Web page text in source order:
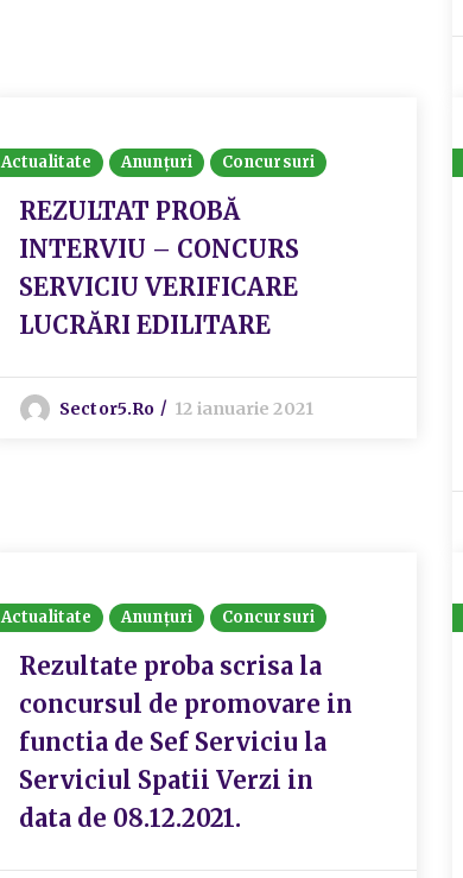
Actualitate Anunțuri Concursuri
REZULTAT PROBĂ
INTERVIU – CONCURS
SERVICIU VERIFICARE
LUCRĂRI EDILITARE
Sector5.ro 12 ianuarie 2021
Actualitate Anunțuri Concursuri
Rezultate proba scrisa la
concursul de promovare in
functia de Sef Serviciu la
Serviciul Spatii Verzi in
data de 08.12.2021.